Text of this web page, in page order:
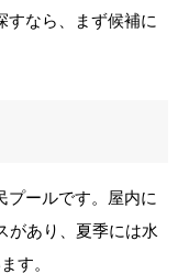
すなら、まず候補に
プールです。屋内に
があり、夏季には水
す。